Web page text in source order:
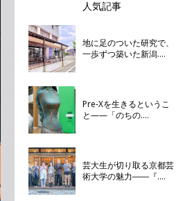
人気記事
地に足のついた研究で、
一歩ずつ築いた新潟....
Pre-Xを生きるというこ
と——「のちの....
芸大生が切り取る京都芸
術大学の魅力――『....